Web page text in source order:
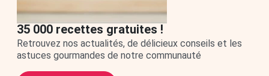
35 000 recettes gratuites !
Retrouvez nos actualités, de délicieux conseils et les
astuces gourmandes de notre communauté